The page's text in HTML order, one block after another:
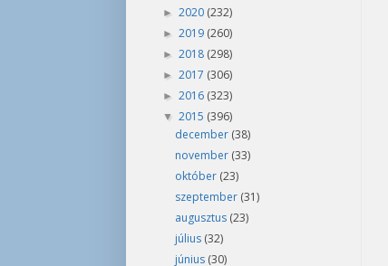
► 2020 (232)
► 2019 (260)
► 2018 (298)
► 2017 (306)
► 2016 (323)
▼ 2015 (396)
december (38)
november (33)
október (23)
szeptember (31)
augusztus (23)
július (32)
június (30)